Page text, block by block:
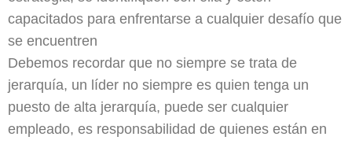
capacitados para enfrentarse a cualquier desafío que
se encuentren
Debemos recordar que no siempre se trata de
jerarquía, un líder no siempre es quien tenga un
puesto de alta jerarquía, puede ser cualquier
empleado, es responsabilidad de quienes están en